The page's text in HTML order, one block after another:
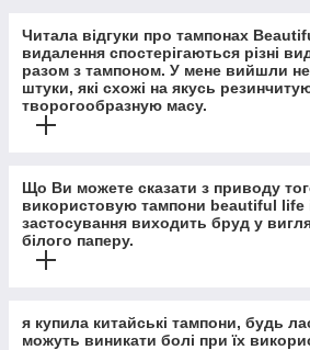
Читала відгуки про тампонах
видалення спостерігаються різні
разом з тампоном. У мене вийшли
штуки, які схожі на якусь
творогообразную масу.
Що Ви можете сказати з приводу
використовую тампони beautiful life і
застосування виходить бруд у
білого паперу.
я купила китайські тампони, будь
можуть виникати болі при їх